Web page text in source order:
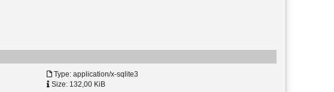
Type: application/x-sqlite3
Size: 132,00 KiB